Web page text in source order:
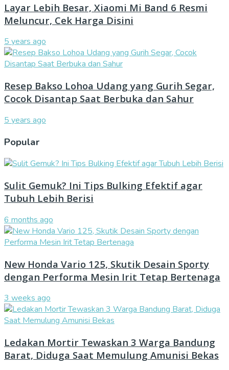
Layar Lebih Besar, Xiaomi Mi Band 6 Resmi
Meluncur, Cek Harga Disini
5 years ago
Resep Bakso Lohoa Udang yang Gurih Segar,
Cocok Disantap Saat Berbuka dan Sahur
5 years ago
Popular
Sulit Gemuk? Ini Tips Bulking Efektif agar
Tubuh Lebih Berisi
6 months ago
New Honda Vario 125, Skutik Desain Sporty
dengan Performa Mesin Irit Tetap Bertenaga
3 weeks ago
Ledakan Mortir Tewaskan 3 Warga Bandung
Barat, Diduga Saat Memulung Amunisi Bekas